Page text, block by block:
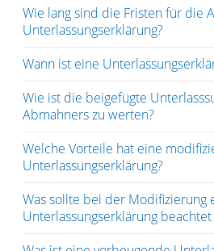
Wie lang sind die Fristen für die
Unterlassungserklärung?
Wann ist eine
Wie ist die beigefügte
Abmahners zu werten?
Welche Vorteile hat eine
Unterlassungserklärung?
Was sollte bei der Modifizierung
Unterlassungserklärung